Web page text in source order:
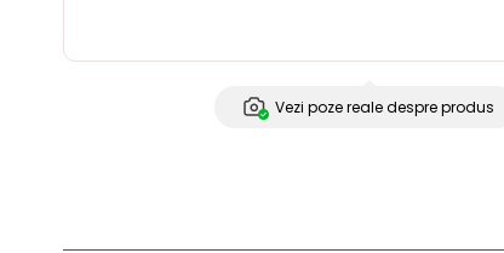
Vezi poze reale despre produs